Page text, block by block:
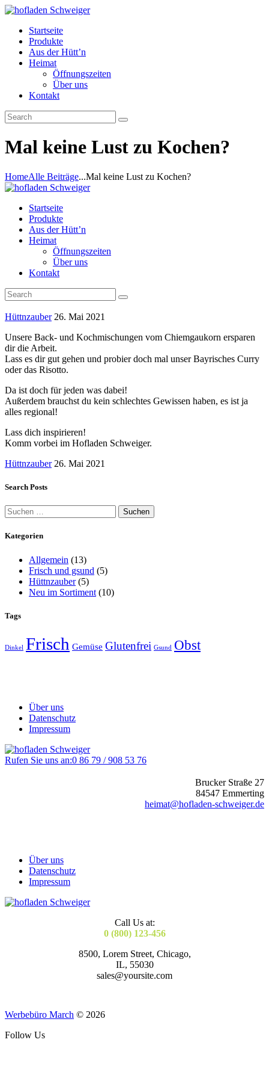
Startseite
Produkte
Aus der Hütt’n
Heimat
Öffnungszeiten
Über uns
Kontakt
Mal keine Lust zu Kochen?
HomeAlle Beiträge...Mal keine Lust zu Kochen?
Startseite
Produkte
Aus der Hütt’n
Heimat
Öffnungszeiten
Über uns
Kontakt
Hüttnzauber 26. Mai 2021
Unsere Back- und Kochmischungen vom Chiemgaukorn ersparen
dir die Arbeit.
Lass es dir gut gehen und probier doch mal unser Bayrisches Curry
oder das Risotto.
Da ist doch für jeden was dabei!
Außerdem brauchst du kein schlechtes Gewissen haben, es ist ja
alles regional!
Lass dich inspirieren!
Komm vorbei im Hofladen Schweiger.
Hüttnzauber 26. Mai 2021
Search Posts
Suchen
nach:
Kategorien
Allgemein (13)
Frisch und gsund (5)
Hüttnzauber(5)
Neu im Sortiment (10)
Tags
Dinkel Frisch Gemüse Glutenfrei Gsund Obst
Über uns
Datenschutz
Impressum
Rufen Sie uns an:0 86 79 / 908 53 76
Brucker Straße 27
84547 Emmerting
heimat@hofladen-schweiger.de
Über uns
Datenschutz
Impressum
Call Us at:
0 (800) 123-456
8500, Lorem Street, Chicago,
IL, 55030
sales@yoursite.com
Werbebüro March © 2026
Follow Us